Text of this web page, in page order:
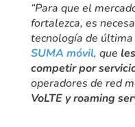
“Para que el
fortalezca, es
tecnología de
SUMA móvil, que
competir por
operadores de red
VoLTE y roaming